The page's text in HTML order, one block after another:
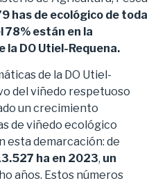
has de ecológico de toda
78% están en la
DO Utiel-Requena.
de la DO Utiel-
del viñedo respetuoso
un crecimiento
de viñedo ecológico
esta demarcación: de
ha en 2023, un
años. Estos números